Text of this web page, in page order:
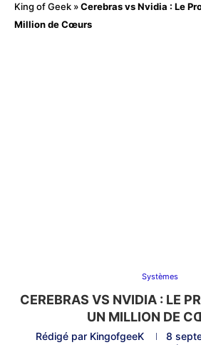
King of Geek »Cerebras vs Nvidia : Le
Million de Cœurs
Systèmes
CEREBRAS VS NVIDIA : LE
UN MILLION DE
Rédigé par KingofgeeK 8